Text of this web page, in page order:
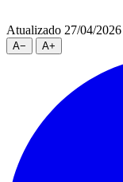
Atualizado 27/04/2026
A− A+